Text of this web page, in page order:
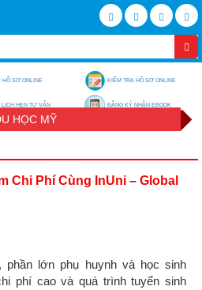
HỒ SƠ ONLINE KIỂM TRA HỒ SƠ ONLINE
LỊCH HẸN TƯ VẤN ĐĂNG KÝ NHẬN EBOOK
HỌC MỸ
Chi Phí Cùng InUni – Global
phần lớn phụ huynh và học sinh
phí cao và quá trình tuyển sinh